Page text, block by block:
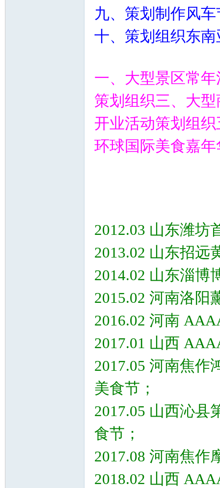
九、策划制作风
十、策划组织东
一、大型景区常
策划组织三、大
开业活动策划组
环球国际美食嘉
2012.03 山东潍坊
2013.02 山东招远
2014.02 山东淄博
2015.02 河南洛阳
2016.02 河南
2017.01 山西
2017.05 河南焦作
美食节；
2017.05 山西沁县
食节；
2017.08 河南焦作
2018.02 山西